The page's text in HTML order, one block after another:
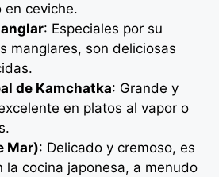
en ceviche.
: Especiales por su
manglares, son deliciosas
de Kamchatka: Grande y
en platos al vapor o
Mar): Delicado y cremoso, es
la cocina japonesa, a menudo